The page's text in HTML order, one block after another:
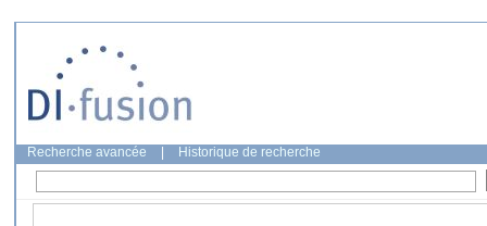
Recherche avancée Historique de recherche